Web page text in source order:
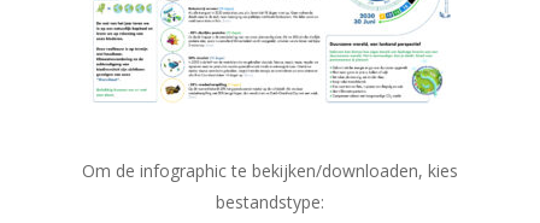
Om de infographic te bekijken/downloaden, kies
bestandstype: